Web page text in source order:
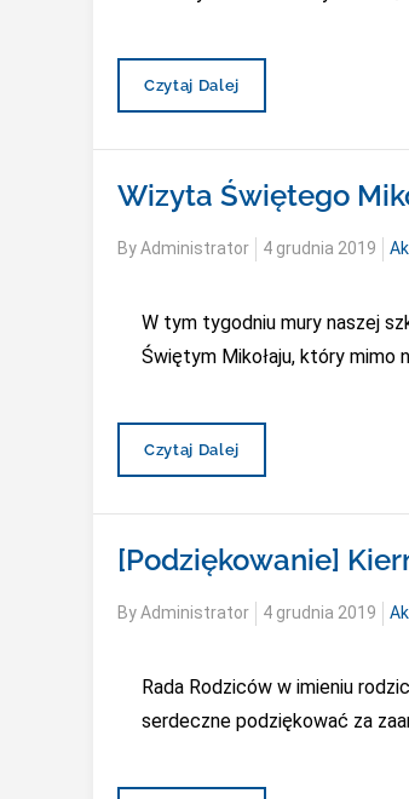
[Ogłoszenie]
2020/2021
Czytaj Dalej
Wizyta Świętego
ByAdministrator
Posted
4 grudnia 2019
W tym tygodniu mury naszej
Świętym Mikołaju, który mimo
Wizyta
Czytaj Dalej
[Podziękowanie]
ByAdministrator
Posted
4 grudnia 2019
Rada Rodziców w imieniu
serdeczne podziękować za